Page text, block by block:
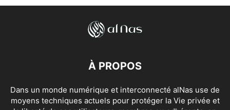
À PROPOS
Dans un monde numérique et interconnecté alNas use de
moyens techniques actuels pour protéger la Vie privée et